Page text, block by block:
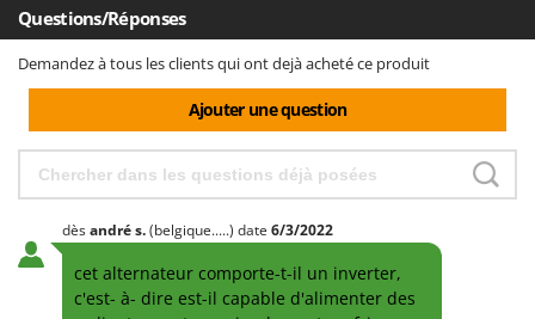
Questions/Réponses
Demandez à tous les clients qui ont dejà acheté ce produit
Ajouter une question
dèsandrés.(belgique.....) date 6/3/2022
cet alternateur comporte-t-il un inverter,
c'est- à- dire est-il capable d'alimenter des